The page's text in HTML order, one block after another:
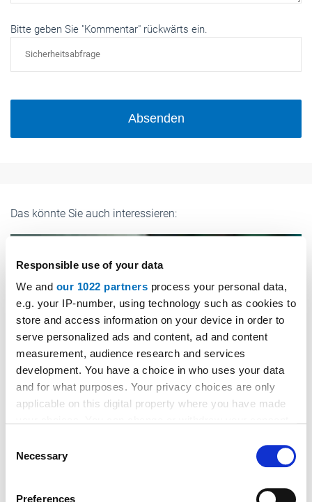
Responsible use of your data
We and our 1022 partners process your personal data,
e.g. your IP-number, using technology such as cookies to
store and access information on your device in order to
serve personalized ads and content, ad and content
measurement, audience research and services
development. You have a choice in who uses your data
and for what purposes. Your privacy choices are only
applicable on this digital property where you have made
the Privacy trigger icon.
Selection
Necessary
Preferences
Bitte geben Sie "Kommentar" rückwärts ein.
Absenden
Das könnte Sie auch interessieren: